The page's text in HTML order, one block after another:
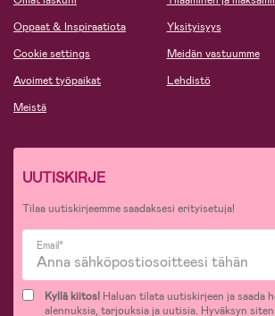
Oppaat & Inspiraatiota
Cookie settings
Avoimet työpaikat
Meistä
Yksityisyys
Meidän vastuumme
Lehdistö
UUTISKIRJE
Tilaa uutiskirjeemme saadaksesi erityisetuja!
Email*
Kyllä kiitos! Haluan tilata uutiskirjeen ja saada
alennuksia, tarjouksia ja uutisia. Hyväksyn